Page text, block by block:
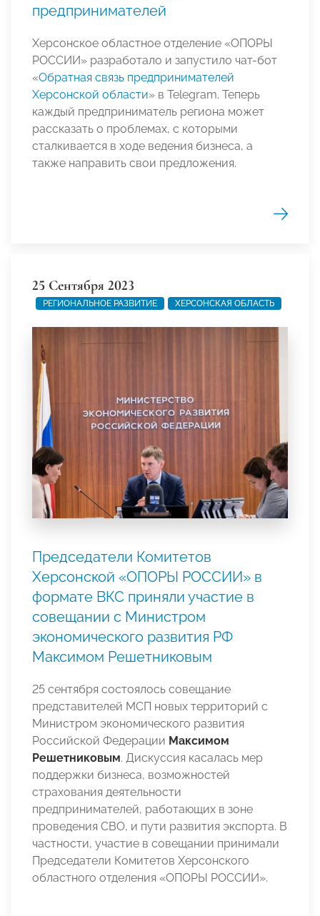
предпринимателей
Херсонское областное отделение «ОПОРЫ
РОССИИ» разработало и запустило чат-бот
«Обратная связь предпринимателей
Херсонской области» в Telegram. Теперь
каждый предприниматель региона может
рассказать о проблемах, с которыми
сталкивается в ходе ведения бизнеса, а
также направить свои предложения.
25 Сентября 2023
РЕГИОНАЛЬНОЕ РАЗВИТИЕ ХЕРСОНСКАЯ ОБЛАСТЬ
Председатели Комитетов
Херсонской «ОПОРЫ РОССИИ» в
формате ВКС приняли участие в
совещании с Министром
экономического развития РФ
Максимом Решетниковым
25 сентября состоялось совещание
представителей МСП новых территорий с
Министром экономического развития
Российской Федерации Максимом
Решетниковым. Дискуссия касалась мер
поддержки бизнеса, возможностей
страхования деятельности
предпринимателей, работающих в зоне
проведения СВО, и пути развития экспорта. В
частности, участие в совещании принимали
Председатели Комитетов Херсонского
областного отделения «ОПОРЫ РОССИИ».